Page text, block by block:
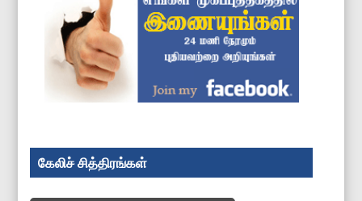
கேலிச் சித்திரங்கள்